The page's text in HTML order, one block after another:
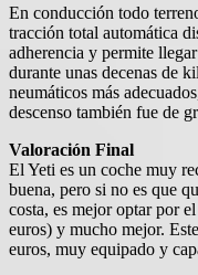
En conducción todo
tracción total automática
adherencia y permite
durante unas decenas de
neumáticos más
descenso también fue de
Valoración Final
El Yeti es un coche muy
buena, pero si no es que
costa, es mejor optar por
euros) y mucho mejor.
euros, muy equipado y